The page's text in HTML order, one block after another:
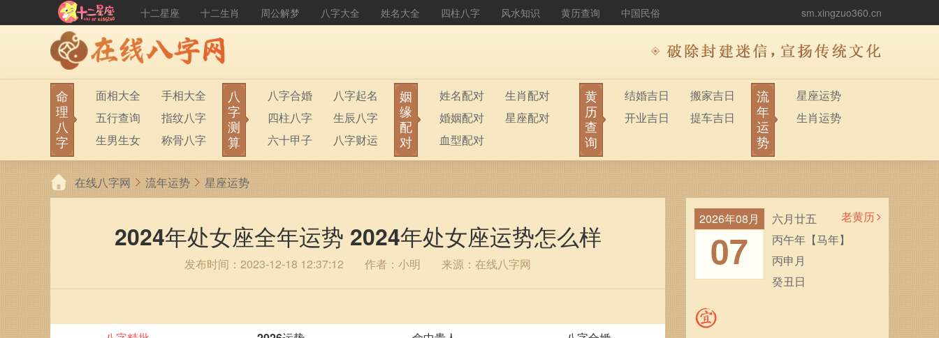
十二星座 十二生肖 周公解梦 八字大全 姓名大全 四柱八字 风水知识 黄历查询 中国民俗 sm.xingzuo360.cn
命
理
八
字
面相大全
手相大全
五行查询
指纹八字
生男生女
称骨八字
八
字
测
算
八字合婚
八字起名
四柱八字
生辰八字
六十甲子
八字财运
姻
缘
配
对
姓名配对
生肖配对
婚姻配对
星座配对
血型配对
黄
历
查
询
结婚吉日
搬家吉日
开业吉日
提车吉日
流
年
运
势
星座运势
生肖运势
在线八字网 流年运势 星座运势
2024年处女座全年运势 2024年处女座运势怎么样
发布时间：2023-12-18 12:37:12 作者：小明 来源：在线八字网
老黄历
2026年08月
07
六月廿五
丙午年【马年】
丙申月
癸丑日